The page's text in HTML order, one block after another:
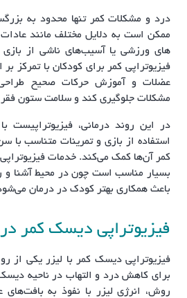
درد و مشکلات کمر تنها محدود به
ممکن است به دلایل مختلف مانند
های ورزشی یا آسیب‌های ناشی از
فیزیوتراپی کمر برای کودکان با تمرکز
عضلات و آموزش حرکات صحیح
مشکلات جلوگیری کند و سلامت ستون
در این روند درمانی، فیزیوتراپیست
استفاده از بازی و تمرینات متناسب
کمر آن‌ها کمک می‌کند. خدمات
بسیار مناسب است چون در محیط آشنا و
باعث همکاری بهتر کودک در درمان
فیزیوتراپی دیسک کمر در
فیزیوتراپی دیسک کمر با لیزر یکی از
برای کاهش درد و التهاب در ناحیه
روش، انرژی لیزر با نفوذ به بافت‌های